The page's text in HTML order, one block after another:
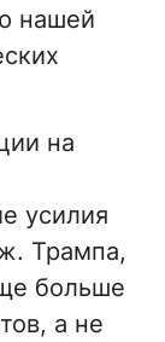
нашей
на
усилия
Трампа,
больше
а не